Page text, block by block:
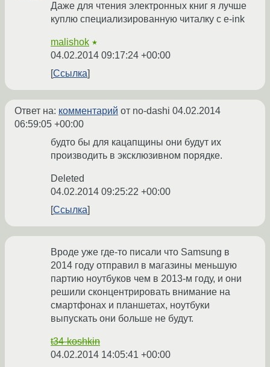
Даже для чтения электронных книг я лучше
куплю специализированную читалку с e-ink
malishok ★
04.02.2014 09:17:24 +00:00
Ссылка
Ответ на: комментарий от no-dashi 04.02.2014
06:59:05 +00:00
будто бы для кацапщины они будут их
производить в эксклюзивном порядке.
Deleted
04.02.2014 09:25:22 +00:00
Ссылка
Вроде уже где-то писали что Samsung в
2014 году отправил в магазины меньшую
партию ноутбуков чем в 2013-м году, и они
решили сконцентрировать внимание на
смартфонах и планшетах, ноутбуки
выпускать они больше не будут.
t34-koshkin
04.02.2014 14:05:41 +00:00